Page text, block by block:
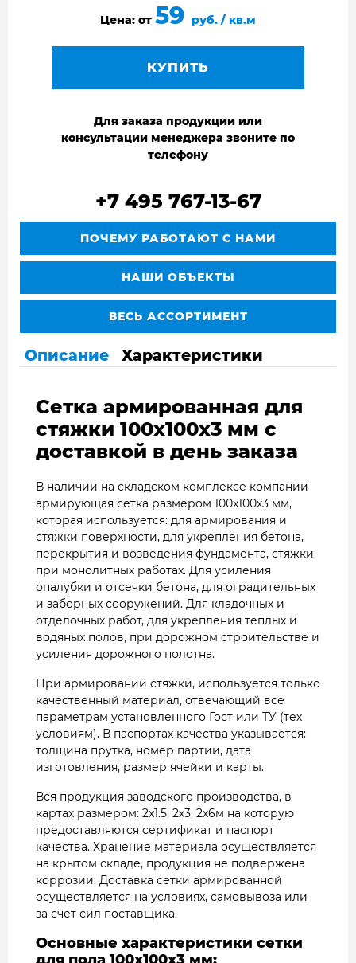
Цена: от 59 руб. / кв.м
КУПИТЬ
Для заказа продукции или
консультации менеджера звоните по
телефону
+7 495 767-13-67
ПОЧЕМУ РАБОТАЮТ С НАМИ
НАШИ ОБЪЕКТЫ
ВЕСЬ АССОРТИМЕНТ
Описание Характеристики
Сетка армированная для
стяжки 100х100х3 мм с
доставкой в день заказа
В наличии на складском комплексе компании
армирующая сетка размером 100х100х3 мм,
которая используется: для армирования и
стяжки поверхности, для укрепления бетона,
перекрытия и возведения фундамента, стяжки
при монолитных работах. Для усиления
опалубки и отсечки бетона, для оградительных
и заборных сооружений. Для кладочных и
отделочных работ, для укрепления теплых и
водяных полов, при дорожном строительстве и
усиления дорожного полотна.
При армировании стяжки, используется только
качественный материал, отвечающий все
параметрам установленного Гост или ТУ (тех
условиям). В паспортах качества указывается:
толщина прутка, номер партии, дата
изготовления, размер ячейки и карты.
Вся продукция заводского производства, в
картах размером: 2х1.5, 2х3, 2х6м на которую
предоставляются сертификат и паспорт
качества. Хранение материала осуществляется
на крытом складе, продукция не подвержена
коррозии. Доставка сетки армированной
осуществляется на условиях, самовывоза или
за счет сил поставщика.
Основные характеристики сетки